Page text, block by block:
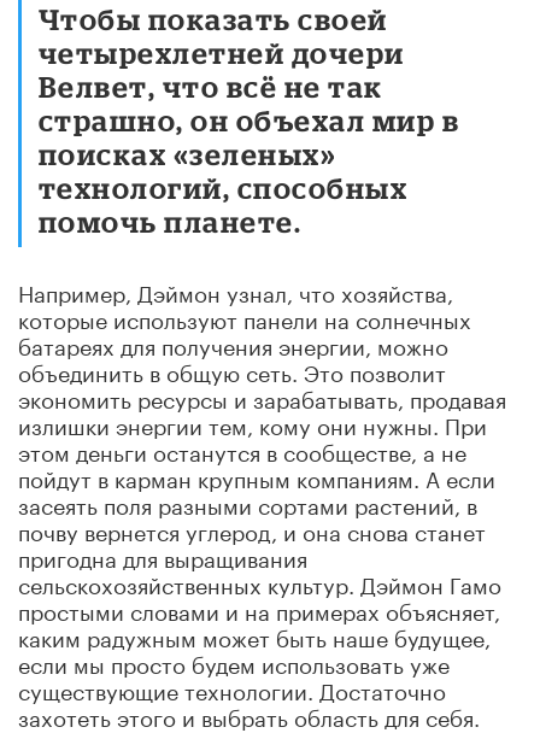
Чтобы показать своей
четырехлетней дочери
Велвет, что всё не так
страшно, он объехал мир в
поисках «зеленых»
технологий, способных
помочь планете.
Например, Дэймон узнал, что хозяйства,
которые используют панели на солнечных
батареях для получения энергии, можно
объединить в общую сеть. Это позволит
экономить ресурсы и зарабатывать, продавая
излишки энергии тем, кому они нужны. При
этом деньги останутся в сообществе, а не
пойдут в карман крупным компаниям. А если
засеять поля разными сортами растений, в
почву вернется углерод, и она снова станет
пригодна для выращивания
сельскохозяйственных культур. Дэймон Гамо
простыми словами и на примерах объясняет,
каким радужным может быть наше будущее,
если мы просто будем использовать уже
существующие технологии. Достаточно
захотеть этого и выбрать область для себя.